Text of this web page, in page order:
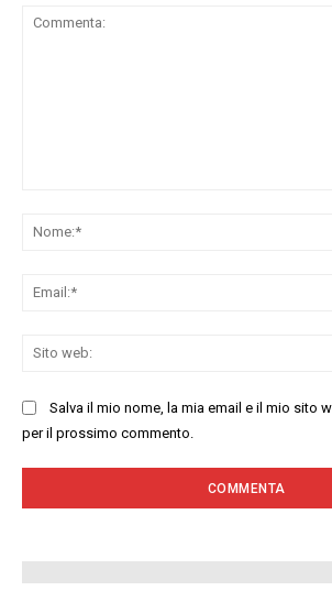
Salva il mio nome, la mia email e il mio sito
per il prossimo commento.